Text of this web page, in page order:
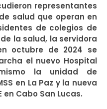
representantes
salud que operan en
de colegios de
la salud, la servidora
octubre de 2024 se
el nuevo Hospital
la unidad de
en La Paz y la nueva
Cabo San Lucas.